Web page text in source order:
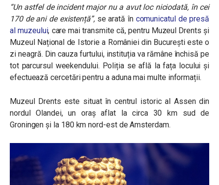
“Un astfel de incident major nu a avut loc niciodată, în cei
170 de ani de existență”,se arată în comunicatul de presă
al muzeului, care mai transmite că, pentru Muzeul Drents și
Muzeul Național de Istorie a României din București este o
zi neagră. Din cauza furtului, instituția va rămâne închisă pe
tot parcursul weekendului. Poliția se află la fața locului și
efectuează cercetări pentru a aduna mai multe informații.
Muzeul Drents este situat în centrul istoric al Assen din
nordul Olandei, un oraș aflat la circa 30 km sud de
Groningen și la 180 km nord-est de Amsterdam.